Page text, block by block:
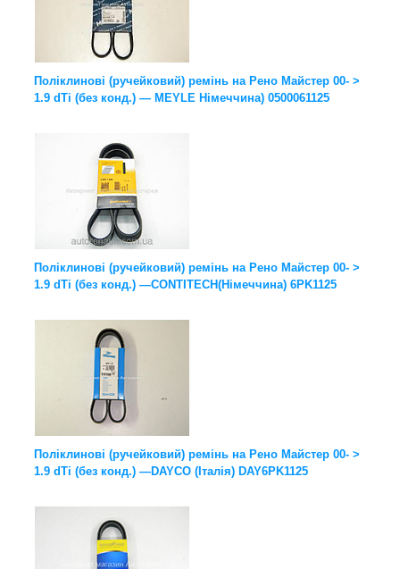
Поліклинові (ручейковий) ремінь на Рено Майстер 00- >
1.9 dТi (без конд.) — MEYLE Німеччина) 0500061125
Поліклинові (ручейковий) ремінь на Рено Майстер 00- >
1.9 dТi (без конд.) —CONTITECH(Німеччина) 6PK1125
Поліклинові (ручейковий) ремінь на Рено Майстер 00- >
1.9 dТi (без конд.) —DAYCO (Італія) DAY6PK1125